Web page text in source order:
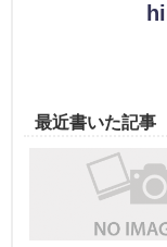
最近書いた記事